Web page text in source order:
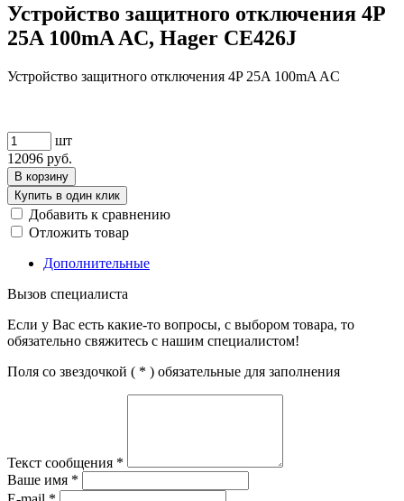
Устройство защитного отключения 4P
25A 100mA AC, Hager CE426J
Устройство защитного отключения 4P 25A 100mA AC
шт
12096 руб.
В корзину
Купить в один клик
Добавить к сравнению
Отложить товар
Дополнительные
Вызов специалиста
Если у Вас есть какие-то вопросы, с выбором товара, то
обязательно свяжитесь с нашим специалистом!
Поля со звездочкой ( * ) обязательные для заполнения
Текст сообщения *
Ваше имя *